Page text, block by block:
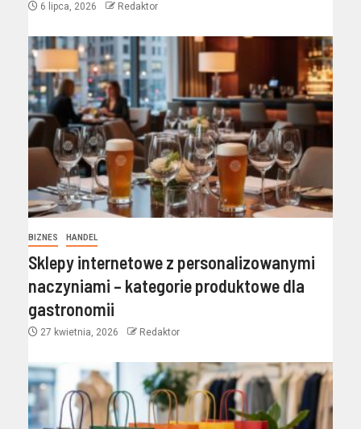
6 lipca, 2026 Redaktor
BIZNES HANDEL
Sklepy internetowe z personalizowanymi
naczyniami – kategorie produktowe dla
gastronomii
27 kwietnia, 2026 Redaktor